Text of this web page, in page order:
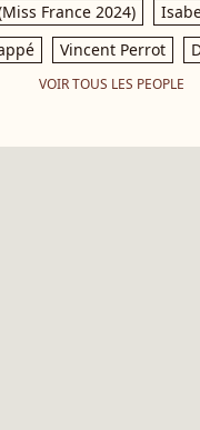
France 2024)
Vincent Perrot
VOIR TOUS LES PEOPLE